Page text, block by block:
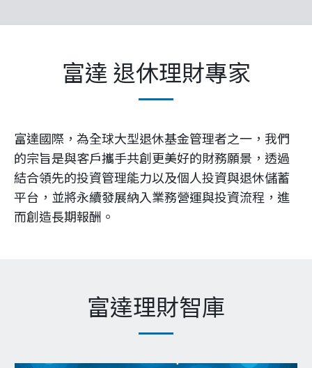
富達 退休理財專家
富達國際，為全球大型退休基金管理者之一，我們
的宗旨是與客戶攜手共創更美好的財務願景，透過
結合領先的投資管理能力以及個人投資與退休儲蓄
平台，並將永續發展納入業務營運與投資流程，進
而創造長期報酬。
富達理財智庫